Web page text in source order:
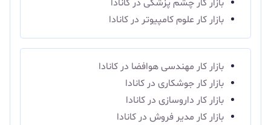
بازار کار چشم پزشکی در کانادا
بازار کار علوم کامپیوتر در کانادا
بازار کار مهندسی هوافضا در کانادا
بازار کار جوشکاری در کانادا
بازار کار داروسازی در کانادا
بازار کار مدیر فروش در کانادا